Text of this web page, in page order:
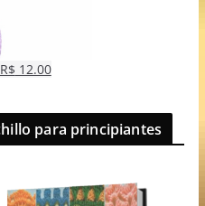
R$ 12.00
para principiantes